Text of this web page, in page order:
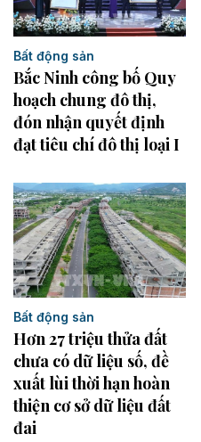
Bất động sản
Bắc Ninh công bố Quy
hoạch chung đô thị,
đón nhận quyết định
đạt tiêu chí đô thị loại I
Bất động sản
Hơn 27 triệu thửa đất
chưa có dữ liệu số, đề
xuất lùi thời hạn hoàn
thiện cơ sở dữ liệu đất
đai